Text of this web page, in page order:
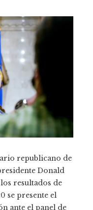
republicano de
Donald
resultados de
se presente el
ante el panel de